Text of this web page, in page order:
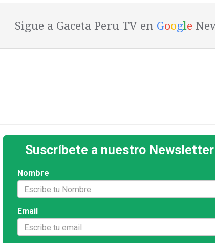
Sigue a Gaceta Peru TV en Google
Suscríbete a nuestro Newsletter
Nombre
Email